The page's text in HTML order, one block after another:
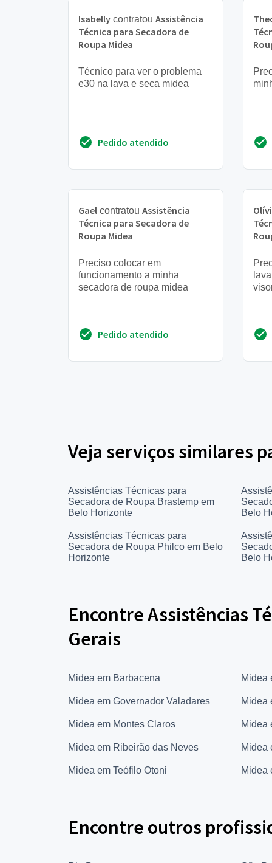
Isabelly contratou Assistência
Técnica para Secadora de
Roupa Midea
Técnico para ver o problema
e30 na lava e seca midea
Pedido atendido
Gael contratou Assistência
Técnica para Secadora de
Roupa Midea
Preciso colocar em
funcionamento a minha
secadora de roupa midea
Pedido atendido
Veja serviços similares
Assistências Técnicas para
Secadora de Roupa Brastemp em
Belo Horizonte
Belo
Assistências Técnicas para
Secadora de Roupa Philco em Belo
Horizonte
Belo
Encontre Assistências
Gerais
Midea em Barbacena Midea
Midea em Governador Valadares Midea
Midea em Montes Claros Midea
Midea em Ribeirão das Neves Midea
Midea em Teófilo Otoni Midea
Encontre outros